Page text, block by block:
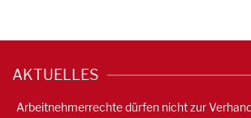
AKTUELLES
Arbeitnehmerrechte dürfen nicht zur